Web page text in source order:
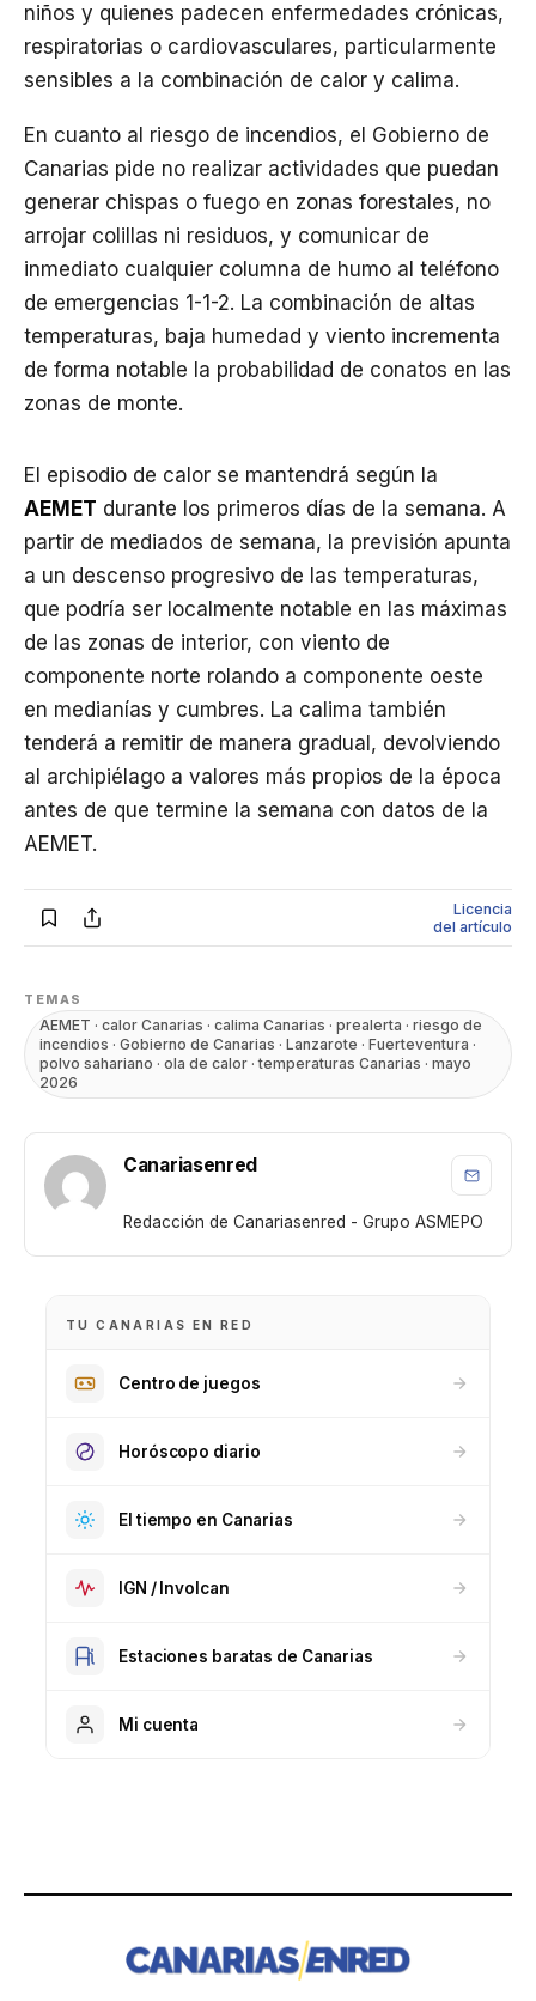
niños y quienes padecen enfermedades crónicas,
respiratorias o cardiovasculares, particularmente
sensibles a la combinación de calor y calima.
En cuanto al riesgo de incendios, el Gobierno de
Canarias pide no realizar actividades que puedan
generar chispas o fuego en zonas forestales, no
arrojar colillas ni residuos, y comunicar de
inmediato cualquier columna de humo al teléfono
de emergencias 1-1-2. La combinación de altas
temperaturas, baja humedad y viento incrementa
de forma notable la probabilidad de conatos en las
zonas de monte.
El episodio de calor se mantendrá según la
AEMET durante los primeros días de la semana. A
partir de mediados de semana, la previsión apunta
a un descenso progresivo de las temperaturas,
que podría ser localmente notable en las máximas
de las zonas de interior, con viento de
componente norte rolando a componente oeste
en medianías y cumbres. La calima también
tenderá a remitir de manera gradual, devolviendo
al archipiélago a valores más propios de la época
antes de que termine la semana con datos de la
AEMET.
Licencia
del artículo
TEMAS
AEMET · calor Canarias · calima Canarias · prealerta · riesgo de
incendios · Gobierno de Canarias · Lanzarote · Fuerteventura ·
polvo sahariano · ola de calor · temperaturas Canarias · mayo
2026
Canariasenred
Redacción de Canariasenred - Grupo ASMEPO
TU CANARIAS EN RED
Centro de juegos
Horóscopo diario
El tiempo en Canarias
IGN / Involcan
Estaciones baratas de Canarias
Mi cuenta